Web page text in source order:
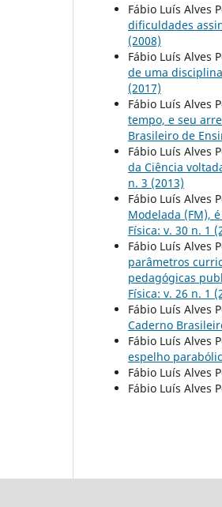
Fábio Luís Alves
dificuldades
(2008)
Fábio Luís Alves
de uma
(2017)
Fábio Luís Alves
tempo, e seu
Brasileiro de
Fábio Luís Alves
da Ciência
n. 3 (2013)
Fábio Luís Alves
Modelada (FM),
Física: v. 30 n. 1
Fábio Luís Alves
parâmetros
pedagógicas
Física: v. 26 n. 1
Fábio Luís Alves
Caderno
Fábio Luís Alves
espelho
Fábio Luís Alves
Fábio Luís Alves